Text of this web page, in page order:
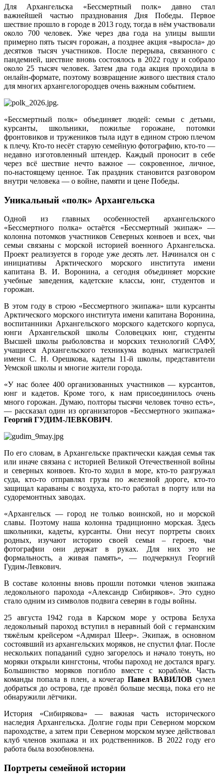
Для Архангельска «Бессмертный полк» давно стал
важнейшей частью празднования Дня Победы. Первое
шествие прошло в городе в 2013 году, тогда в нём участвовали
около 700 человек. Уже через два года на улицы вышли
примерно пять тысяч горожан, а позднее акция «выросла» до
десятков тысяч участников. После перерыва, связанного с
пандемией, шествие вновь состоялось в 2022 году и собрало
около 25 тысяч человек. Затем два года акция проходила в
онлайн-формате, поэтому возвращение живого шествия стало
для многих архангелогородцев очень важным событием.
.
«Бессмертный полк» объединяет людей: семьи с детьми,
курсанты, школьники, пожилые горожане, потомки
фронтовиков и тружеников тыла идут в едином строю плечом
к плечу. Кто-то несёт старую семейную фотографию, кто-то —
недавно изготовленный штендер. Каждый проносит в себе
через всё шествие нечто важное — сокровенное, личное,
по‑настоящему ценное. Так праздник становится разговором
внутри человека — о войне, памяти и цене Победы.
Уникальный «полк» Архангельска
Одной из главных особенностей архангельского
«Бессмертного полка» остаётся «Бессмертный экипаж» —
колонна потомков участников Северных конвоев и всех, чьи
семьи связаны с морской историей военного Архангельска.
Проект реализуется в городе уже десять лет. Начинался он с
инициативы Арктического морского института имени
капитана В. И. Воронина, а сегодня объединяет морские
учебные заведения, кадетские классы, юнг, студентов и
горожан.
В этом году в строю «Бессмертного экипажа» шли курсанты
Арктического морского института имени капитана Воронина,
воспитанники Архангельского морского кадетского корпуса,
юнги Архангельской школы Соловецких юнг, студенты
Высшей школы рыболовства и морских технологий САФУ,
учащиеся Архангельского техникума водных магистралей
имени С. Н. Орешкова, кадеты 11-й школы, представители
Уемской школы и многие жители города.
«У нас более 400 организованных участников — курсантов,
юнг и кадетов. Кроме того, к нам присоединилось очень
много горожан. Думаю, полторы тысячи человек точно есть»,
— рассказал один из организаторов «Бессмертного экипажа»
Георгий ГУДИМ-ЛЕВКОВИЧ.
По его словам, в Архангельске практически каждая семья так
или иначе связана с историей Великой Отечественной войны
и северных конвоев. Кто-то ходил в море, кто-то разгружал
суда, кто-то отправлял грузы по железной дороге, кто-то
защищал караваны с воздуха, кто-то работал в порту или на
судоремонтных заводах.
«Архангельск — город не только воинской, но и морской
славы. Поэтому наша колонна традиционно морская. Здесь
школьники, кадеты, курсанты. Они несут портреты своих
родных, изучают историю своей семьи – героев, чьи
фотографии они держат в руках. Для них это не
формальность, а живая память», — подчеркнул Георгий
Гудим-Левкович.
В составе колонны вновь прошли потомки членов экипажа
ледокольного парохода «Александр Сибиряков». Это судно
стало одним из символов подвига северян в годы войны.
25 августа 1942 года в Карском море у острова Белуха
ледокольный пароход вступил в неравный бой с германским
тяжёлым крейсером «Адмирал Шеер». Экипаж, в основном
состоявший из архангельских моряков, не спустил флаг. После
нескольких попаданий судно загорелось и начало тонуть, но
моряки открыли кингстоны, чтобы пароход не достался врагу.
Большинство моряков погибло вместе с кораблём. Часть
команды попала в плен, а кочегарПавел ВАВИЛОВ сумел
добраться до острова, где провёл больше месяца, пока его не
обнаружили лётчики.
История «Сибирякова» — важная часть исторического
наследия Архангельска. Долгие годы при Северном морском
пароходстве, а затем при Северном морском музее действовал
клуб членов экипажа и их родственников. В 2022 году его
работа была возобновлена.
Портреты семейной истории